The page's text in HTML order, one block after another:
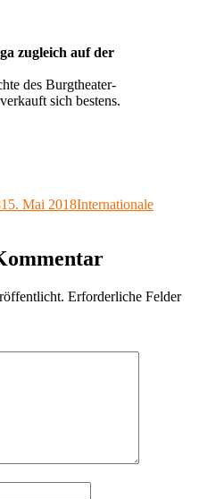
zugleich auf der
des Burgtheater-
sich bestens.
15. Mai 2018Kategorien
Internationale
Erforderliche Felder